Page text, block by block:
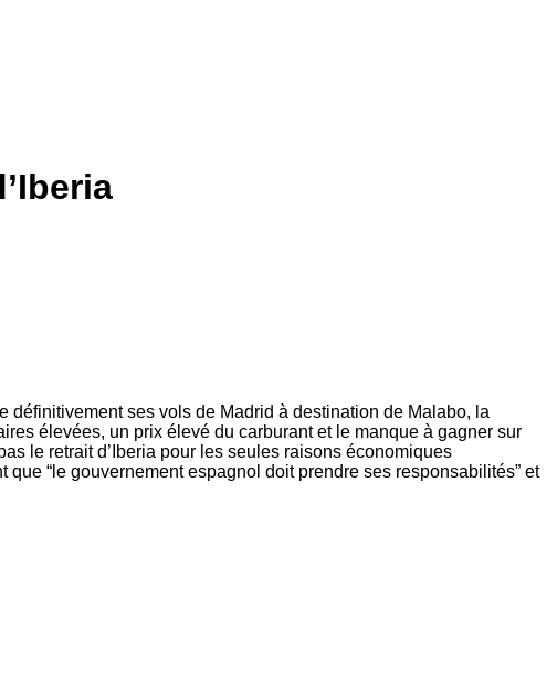
ses vols de Madrid à destination de Malabo, la
élevées, un prix élevé du carburant et le manque à gagner sur
le retrait d’Iberia pour les seules raisons économiques
“le gouvernement espagnol doit prendre ses responsabilités” et